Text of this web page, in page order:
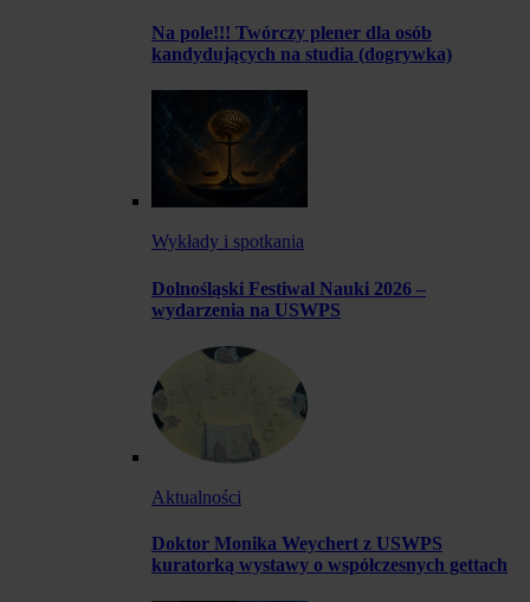
Na pole!!! Twórczy plener dla osób
kandydujących na studia (dogrywka)
Wykłady i spotkania
Dolnośląski Festiwal Nauki 2026 –
wydarzenia na USWPS
Aktualności
Doktor Monika Weychert z USWPS
kuratorką wystawy o współczesnych gettach